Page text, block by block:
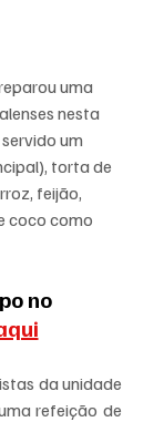
uma
nesta
um
torta de
feijão,
coco como
no
da unidade
refeição de